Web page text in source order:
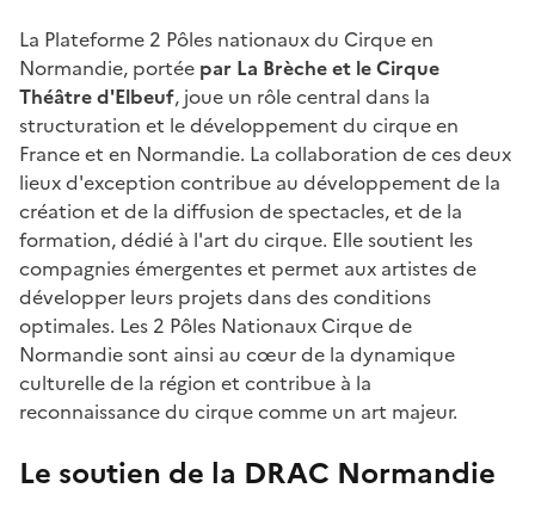
La Plateforme 2 Pôles nationaux du Cirque en
Normandie, portée par La Brèche et leCirque
Théâtre d'Elbeuf, joue un rôle central dans la
structuration et le développement du cirque en
France et en Normandie. La collaboration de ces deux
lieux d'exception contribue au développement de la
création et de la diffusion de spectacles, et de la
formation, dédié à l'art du cirque. Elle soutient les
compagnies émergentes et permet aux artistes de
développer leurs projets dans des conditions
optimales. Les 2 Pôles Nationaux Cirque de
Normandie sont ainsi au cœur de la dynamique
culturelle de la région et contribue à la
reconnaissance du cirque comme un art majeur.
Le soutien de la DRAC Normandie